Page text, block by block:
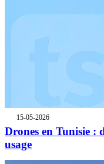
15-05-2026
Drones en Tunisie :
usage